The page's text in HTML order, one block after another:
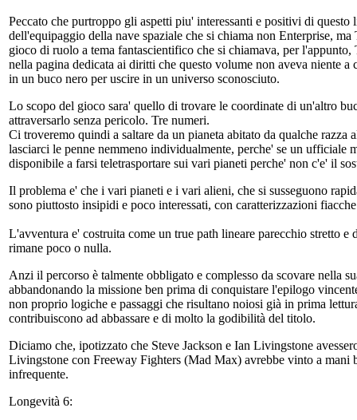
Peccato che purtroppo gli aspetti piu' interessanti e positivi di
dell'equipaggio della nave spaziale che si chiama non Enterprise,
gioco di ruolo a tema fantascientifico che si chiamava, per
nella pagina dedicata ai diritti che questo volume non aveva niente
in un buco nero per uscire in un universo sconosciuto.
Lo scopo del gioco sara' quello di trovare le coordinate di un'altro
attraversarlo senza pericolo. Tre numeri.
Ci troveremo quindi a saltare da un pianeta abitato da qualche
lasciarci le penne nemmeno individualmente, perche' se un
disponibile a farsi teletrasportare sui vari pianeti perche' non c'e' il
Il problema e' che i vari pianeti e i vari alieni, che si susseguono
sono piuttosto insipidi e poco interessati, con caratterizzazioni
L'avventura e' costruita come un true path lineare parecchio stretto
rimane poco o nulla.
Anzi il percorso è talmente obbligato e complesso da scovare nella
abbandonando la missione ben prima di conquistare l'epilogo
non proprio logiche e passaggi che risultano noiosi già in prima
contribuiscono ad abbassare e di molto la godibilità del titolo.
Diciamo che, ipotizzato che Steve Jackson e Ian Livingstone
Livingstone con Freeway Fighters (Mad Max) avrebbe vinto a mani
infrequente.
Longevità 6: